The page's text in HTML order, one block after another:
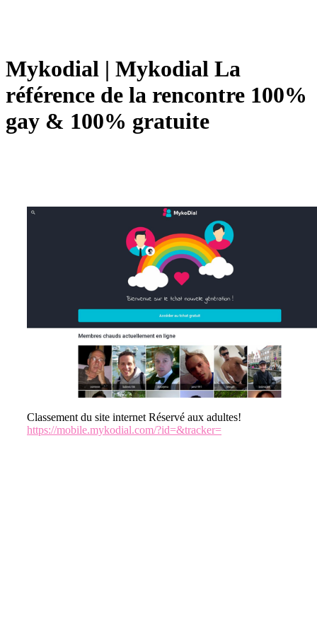
Mykodial | Mykodial La
référence de la rencontre 100%
gay & 100% gratuite
Classement du site internet Réservé aux adultes!
https://mobile.mykodial.com/?id=&tracker=